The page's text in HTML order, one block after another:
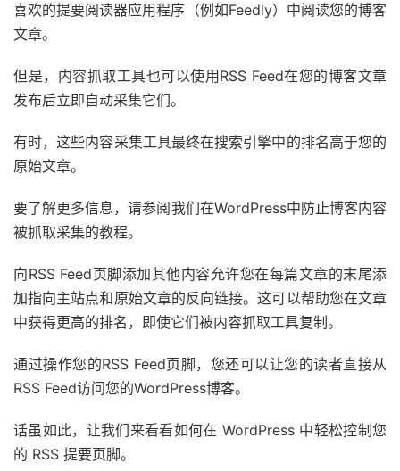
喜欢的提要阅读器应用程序（例如Feedly）中阅读您的博客
文章。
但是，内容抓取工具也可以使用RSS Feed在您的博客文章
发布后立即自动采集它们。
有时，这些内容采集工具最终在搜索引擎中的排名高于您的
原始文章。
要了解更多信息，请参阅我们在WordPress中防止博客内容
被抓取采集的教程。
向RSS Feed页脚添加其他内容允许您在每篇文章的末尾添
加指向主站点和原始文章的反向链接。这可以帮助您在文章
中获得更高的排名，即使它们被内容抓取工具复制。
通过操作您的RSS Feed页脚，您还可以让您的读者直接从
RSS Feed访问您的WordPress博客。
话虽如此，让我们来看看如何在 WordPress 中轻松控制您
的 RSS 提要页脚。